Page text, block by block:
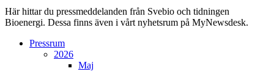
Här hittar du pressmeddelanden från Svebio och tidningen
Bioenergi. Dessa finns även i vårt nyhetsrum på MyNewsdesk.
Pressrum
2026
Maj